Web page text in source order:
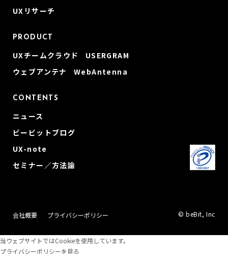
UXリサーチ
PRODUCT
UXチームクラウド USERGRAM
ウェブアンテナ WebAntenna
CONTENTS
ニュース
ビービットブログ
UX-note
セミナー／方法論
会社概要 プライバシーポリシー © beBit, Inc
当ウェブサイトではCookieを使用しています。
プライバシーポリシーを見る